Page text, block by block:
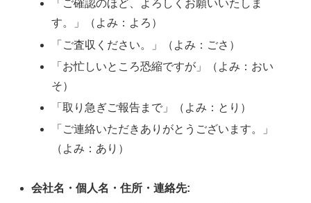
「ご確認のほど、よろしくお願いいたしま
す。」（よみ：よろ）
「ご査収ください。」（よみ：ごさ）
「お忙しいところ恐縮ですが」（よみ：おい
そ）
「取り急ぎご報告まで」（よみ：とり）
「ご連絡いただきありがとうございます。」
（よみ：あり）
会社名・個人名・住所・連絡先: